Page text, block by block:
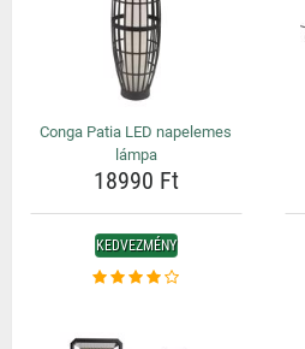
Conga Patia LED napelemes
lámpa
18990 Ft
KEDVEZMÉNY